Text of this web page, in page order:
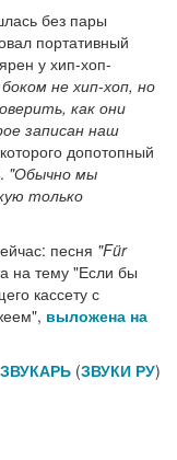
без пары
портативный
у хип-хоп-
не хип-хоп, но
как они
записан наш
допотопный
"Обычно мы
только
песня "Für
на тему "Если бы
кассету с
выложена на
(ЗВУКИ РУ)